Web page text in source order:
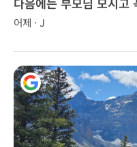
어제 · J